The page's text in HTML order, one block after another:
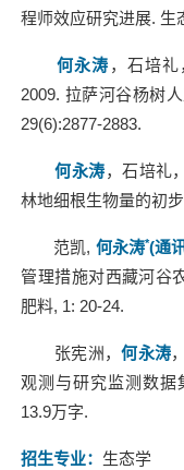
程师效应研究进展. 生
何永涛 ，石培
2009. 拉萨河谷杨树
29(6):2877-2883.
何永涛，石培礼
林地细根生物量的初
范凯, 何永涛*(通
管理措施对西藏河谷
肥料, 1: 20-24.
张宪洲，何永涛
观测与研究监测数
13.9万字.
招生专业： 生态学